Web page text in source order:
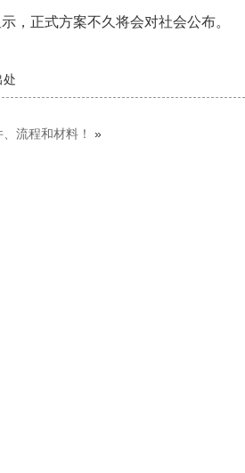
，正式方案不久将会对社会公布。
处
流程和材料！
»